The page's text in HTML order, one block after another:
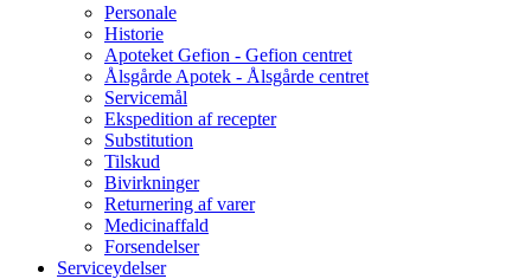
Personale
Historie
Apoteket Gefion - Gefion centret
Ålsgårde Apotek - Ålsgårde centret
Servicemål
Ekspedition af recepter
Substitution
Tilskud
Bivirkninger
Returnering af varer
Medicinaffald
Forsendelser
Serviceydelser